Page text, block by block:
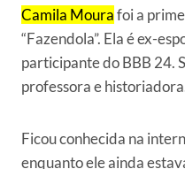
Camila Mourafoi a
“Fazendola”. Ela é ex-
participante do BBB 24.
professora e
Ficou conhecida na
enquanto ele ainda